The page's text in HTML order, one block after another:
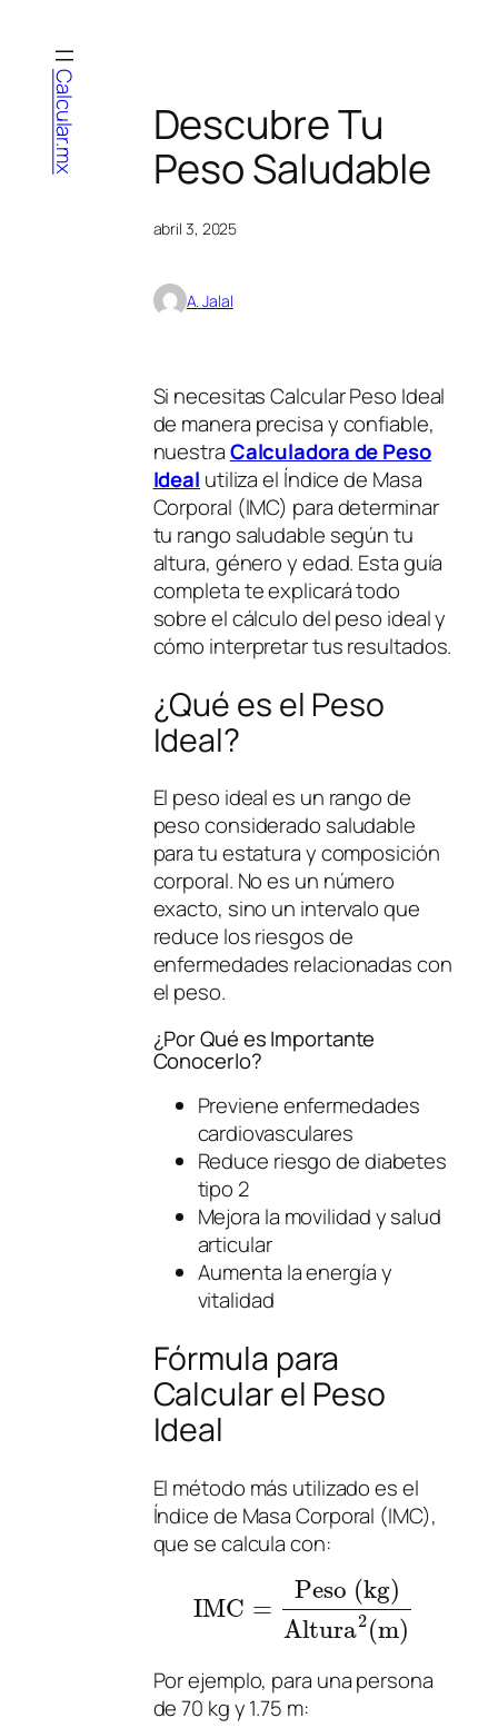
contenido
Calcular.mx
Descubre Tu
Peso Saludable
abril 3, 2025
A. Jalal
Si necesitas Calcular Peso Ideal
de manera precisa y confiable,
nuestraCalculadora de Peso
Ideal utiliza el Índice de Masa
Corporal (IMC) para determinar
tu rango saludable según tu
altura, género y edad. Esta guía
completa te explicará todo
sobre el cálculo del peso ideal y
cómo interpretar tus resultados.
¿Qué es el Peso
Ideal?
El peso ideal es un rango de
peso considerado saludable
para tu estatura y composición
corporal. No es un número
exacto, sino un intervalo que
reduce los riesgos de
enfermedades relacionadas con
el peso.
¿Por Qué es Importante
Conocerlo?
Previene enfermedades
cardiovasculares
Reduce riesgo de diabetes
tipo 2
Mejora la movilidad y salud
articular
Aumenta la energía y
vitalidad
Fórmula para
Calcular el Peso
Ideal
El método más utilizado es el
Índice de Masa Corporal (IMC),
que se calcula con:
IMC =
Peso (kg)
Altura2(m)
Por ejemplo, para una persona
de 70 kg y 1.75 m: